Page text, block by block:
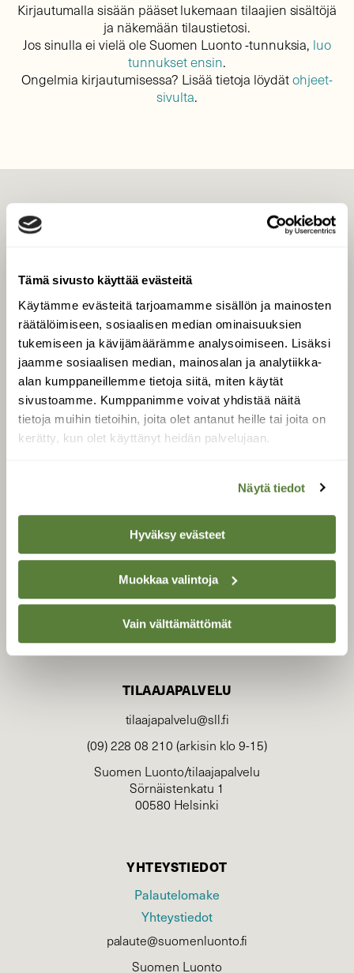
Tämä sivusto käyttää evästeitä
Käytämme evästeitä tarjoamamme sisällön ja mainosten
räätälöimiseen, sosiaalisen median ominaisuuksien
tukemiseen ja kävijämäärämme analysoimiseen. Lisäksi
jaamme sosiaalisen median, mainosalan ja analytiikka-
alan kumppaneillemme tietoja siitä, miten käytät
sivustoamme. Kumppanimme voivat yhdistää näitä
tietoja muihin tietoihin, joita olet antanut heille tai joita on
kerätty, kun olet käyttänyt heidän palvelujaan.
Näytä tiedot
Hyväksy evästeet
Muokkaa valintoja
Vain välttämättömät
Kirjautumalla sisään pääset lukemaan tilaajien sisältöjä
ja näkemään tilaustietosi.
Jos sinulla ei vielä ole Suomen Luonto -tunnuksia, luo
tunnukset ensin.
Ongelmia kirjautumisessa? Lisää tietoja löydätohjeet-
sivulta.
Tilaa digilukuoikeus
Äänestä parasta juttua
Tilaa uutiskirje
SUOMEN LUONNON­
SUOJELU­LIITTO
Suomen Luonto -lehden
luonnonsuojelu­liitto.
TILAAJAPALVELU
tilaajapalvelu@sll.fi
(09) 228 08 210 (arkisin klo 9-15)
Suomen Luonto/tilaajapalvelu
Sörnäistenkatu 1
00580 Helsinki
YHTEYSTIEDOT
Palautelomake
Yhteystiedot
palaute@suomenluonto.fi
Suomen Luonto